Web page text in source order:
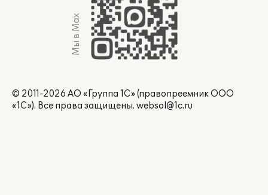
Мы в Max
© 2011-2026 АО «Группа 1С» (правопреемник ООО
«1С»). Все права защищены. websol@1c.ru